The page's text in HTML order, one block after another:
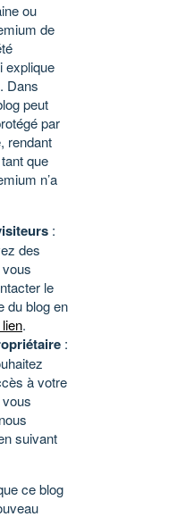
ou
de
explique
Dans
peut
par
rendant
que
n’a
:
des
le
du blog en
.
:
à votre
suivant
ce blog